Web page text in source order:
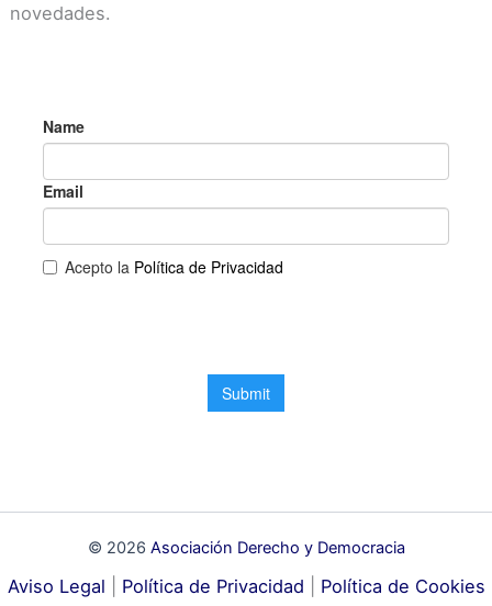
novedades.
© 2026 Asociación Derecho y Democracia
Aviso Legal Política de Privacidad Política de Cookies